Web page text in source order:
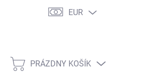
POSTAVY DOPRAVA A PLATBA
EUR
NÁKUPNÝ
PRÁZDNY KOŠÍK